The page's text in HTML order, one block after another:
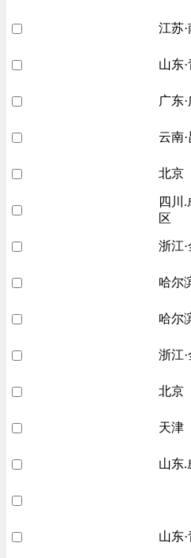
江苏
山东
广东
云南·
北京
四川
区
浙江
哈尔
哈尔
浙江
北京
天津
山东.
山东